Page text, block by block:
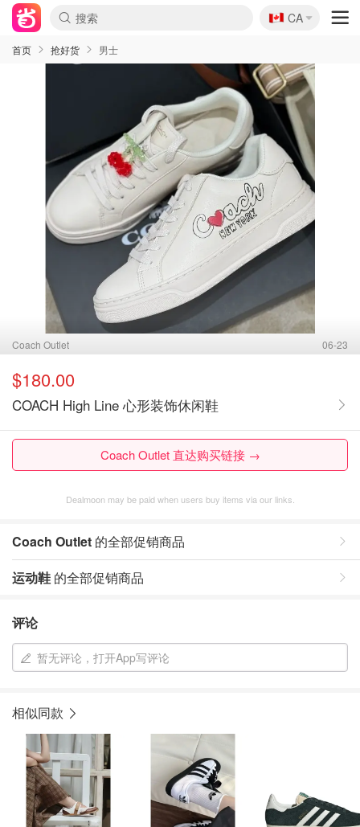
🇨🇦
CA
首页 抢好货 男士
Coach Outlet 06-23
$180.00
COACH High Line 心形装饰休闲鞋
Coach Outlet 直达购买链接 →
Dealmoon may be paid when users buy items via our links.
Coach Outlet 的全部促销商品
运动鞋 的全部促销商品
评论
暂无评论，打开App写评论
相似同款